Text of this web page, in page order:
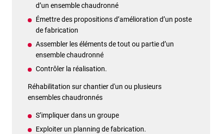
d’un ensemble chaudronné
Émettre des propositions d’amélioration d’un poste
de fabrication
Assembler les éléments de tout ou partie d’un
ensemble chaudronné
Contrôler la réalisation.
Réhabilitation sur chantier d'un ou plusieurs
ensembles chaudronnés
S’impliquer dans un groupe
Exploiter un planning de fabrication.